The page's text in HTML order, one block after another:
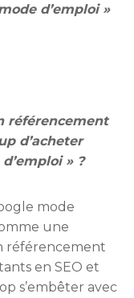
d’emploi »
référencement
d’acheter
» ?
mode
une
référencement
en SEO et
s’embêter avec